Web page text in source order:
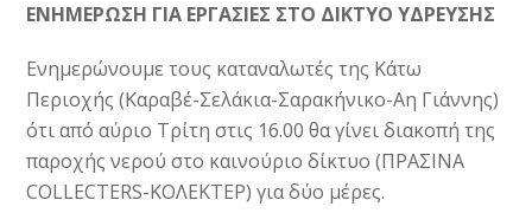
ΕΝΗΜΕΡΩΣΗ ΓΙΑ ΕΡΓΑΣΙΕΣ ΣΤΟ ΔΙΚΤΥΟ ΥΔΡΕΥΣΗΣ
Ενημερώνουμε τους καταναλωτές της Κάτω
Περιοχής (Καραβέ-Σελάκια-Σαρακήνικο-Αη Γιάννης)
ότι από αύριο Τρίτη στις 16.00 θα γίνει διακοπή της
παροχής νερού στο καινούριο δίκτυο (ΠΡΑΣΙΝΑ
COLLECTERS-ΚΟΛΕΚΤΕΡ) για δύο μέρες.